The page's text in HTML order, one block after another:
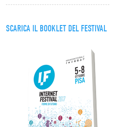
SCARICA IL BOOKLET DEL FESTIVAL